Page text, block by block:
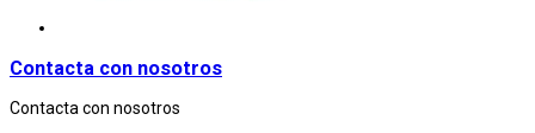
Contacta con nosotros
Contacta con nosotros